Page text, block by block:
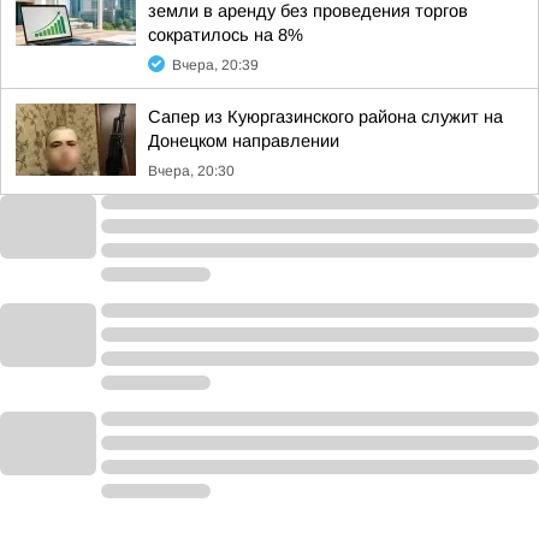
земли в аренду без проведения торгов
сократилось на 8%
Вчера, 20:39
Сапер из Куюргазинского района служит на
Донецком направлении
Вчера, 20:30